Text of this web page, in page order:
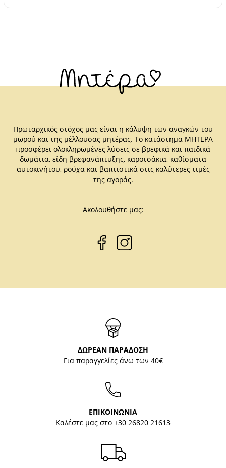
Πρωταρχικός στόχος μας είναι η κάλυψη των αναγκών του
μωρού και της μέλλουσας μητέρας. Το κατάστημα ΜΗΤΕΡΑ
προσφέρει ολοκληρωμένες λύσεις σε βρεφικά και παιδικά
δωμάτια, είδη βρεφανάπτυξης, καροτσάκια, καθίσματα
αυτοκινήτου, ρούχα και βαπτιστικά στις καλύτερες τιμές
της αγοράς.
Ακολουθήστε μας:
ΔΩΡΕΑΝ ΠΑΡΑΔΟΣΗ
Για παραγγελίες άνω των 40€
ΕΠΙΚΟΙΝΩΝΙΑ
Καλέστε μας στο +30 26820 21613